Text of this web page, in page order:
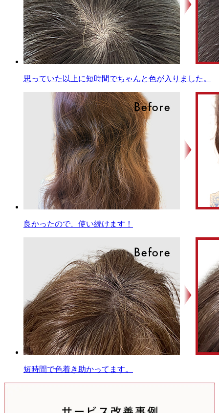
思っていた以上に短時間でちゃんと色が入りました。
良かったので、使い続けます！
短時間で色着き助かってます。